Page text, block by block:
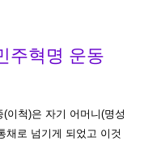
주혁명 운동
이척)은 자기 어머니(명성
채로 넘기게 되었고 이것